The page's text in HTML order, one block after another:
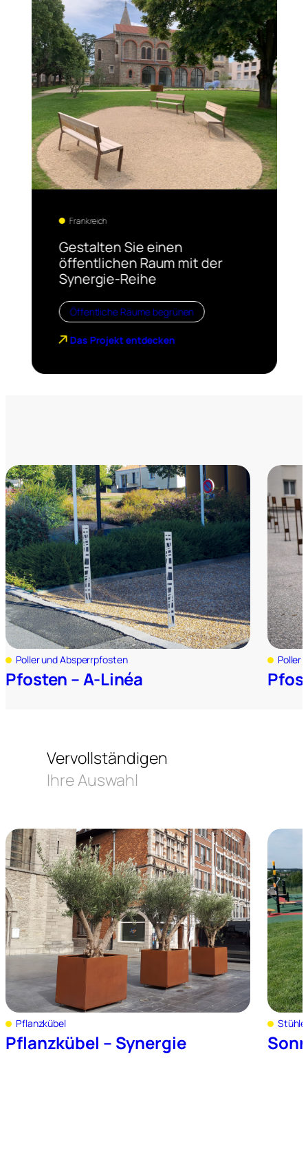
Frankreich
Gestalten Sie einen
öffentlichen Raum mit der
Synergie-Reihe
Öffentliche Räume begrünen
Das Projekt entdecken
Poller und Absperrpfosten
Pfosten – A-Linéa
Poller
Vervollständigen
Ihre Auswahl
Pflanzkübel
Pflanzkübel – Synergie